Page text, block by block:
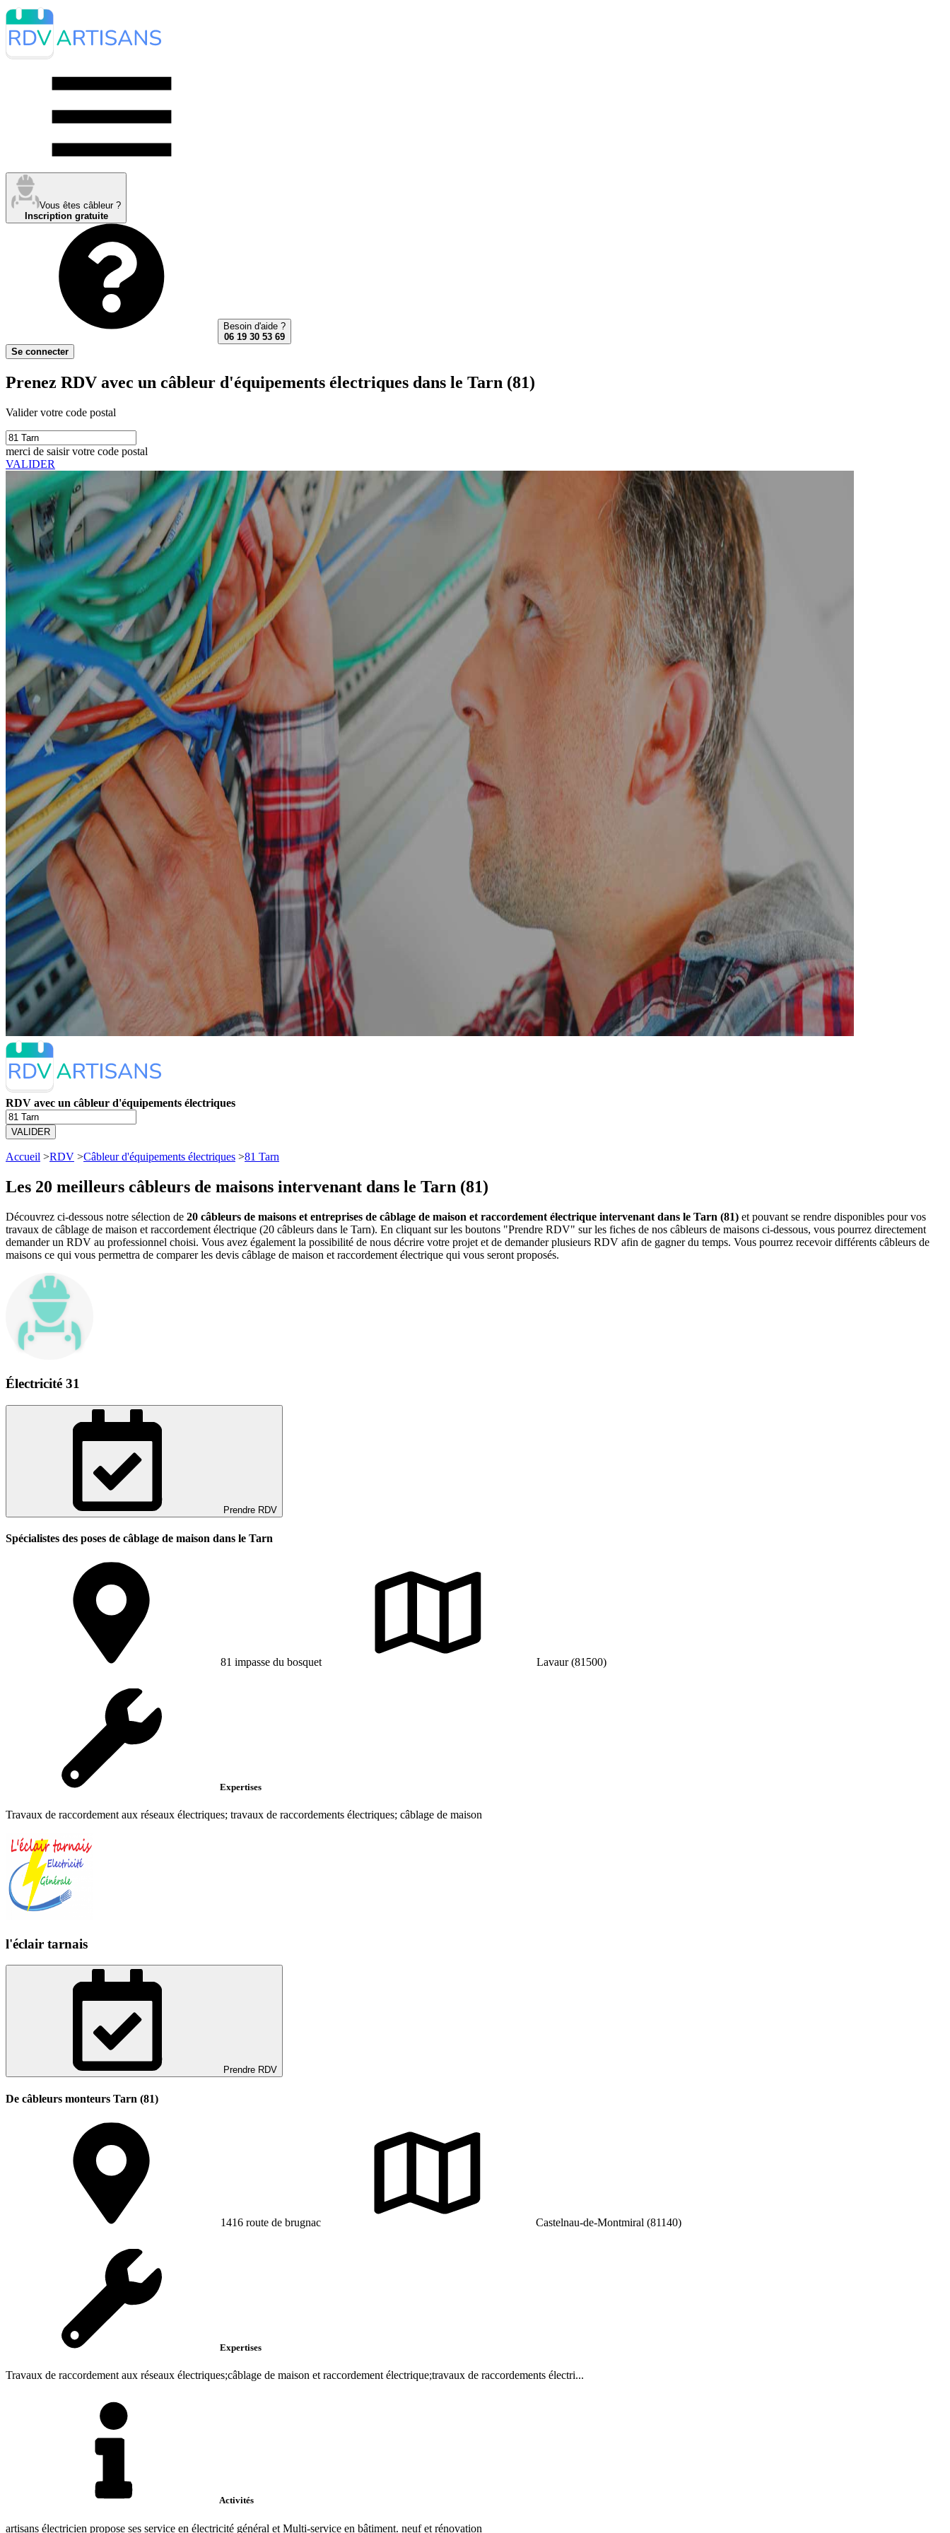
Vous êtes câbleur ?
Inscription gratuite
Besoin d'aide ?
06 19 30 53 69
Se connecter
Prenez RDV avec un câbleur d'équipements électriques dans le Tarn (81)
Valider votre code postal
merci de saisir votre code postal
VALIDER
RDV avec un câbleur d'équipements électriques
VALIDER
Accueil >RDV >Câbleur d'équipements électriques >81 Tarn
Les 20 meilleurs câbleurs de maisons intervenant dans le Tarn (81)
Découvrez ci-dessous notre sélection de 20 câbleurs de maisons et entreprises de câblage de maison et raccordement électrique intervenant dans le Tarn (81) et pouvant se rendre disponibles pour vos
travaux de câblage de maison et raccordement électrique (20 câbleurs dans le Tarn). En cliquant sur les boutons "Prendre RDV" sur les fiches de nos câbleurs de maisons ci-dessous, vous pourrez directement
demander un RDV au professionnel choisi. Vous avez également la possibilité de nous décrire votre projet et de demander plusieurs RDV afin de gagner du temps. Vous pourrez recevoir différents câbleurs de
maisons ce qui vous permettra de comparer les devis câblage de maison et raccordement électrique qui vous seront proposés.
Électricité 31
Prendre RDV
Spécialistes des poses de câblage de maison dans le Tarn
81 impasse du bosquet Lavaur (81500)
Expertises
Travaux de raccordement aux réseaux électriques; travaux de raccordements électriques; câblage de maison
l'éclair tarnais
Prendre RDV
De câbleurs monteurs Tarn (81)
1416 route de brugnac Castelnau-de-Montmiral (81140)
Expertises
Travaux de raccordement aux réseaux électriques;câblage de maison et raccordement électrique;travaux de raccordements électri...
Activités
artisans électricien propose ses service en électricité général et Multi-service en bâtiment. neuf et rénovation